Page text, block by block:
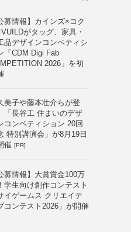
募情報】カインズ×コク
がタッグ、家具・
品デザインコンペティシ
「CDM Digi Fab
2026」を初
美子や藤本壮介らが登
「長谷工 住まいのデザ
コンペティション 20回
特別講演会」が8月19日
催 [PR]
募情報】大賞賞金100万
学生向け創作コンテスト
イゲームス クリエイテ
コンテスト2026」が開催